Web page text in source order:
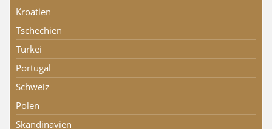
Kroatien
Tschechien
Türkei
Portugal
Schweiz
Polen
Skandinavien